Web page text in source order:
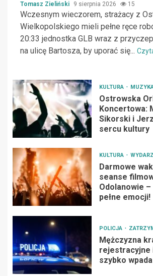
Tomasz Zieliński 9 sierpnia 2026 15
Wczesnym wieczorem, strażacy z
Wielkopolskiego mieli pełne ręce
20:33 jednostka GLB wraz z
na ulicę Bartosza, by uporać się...
KULTURA
Ostrowska
Koncertowa:
Sikorski i
sercu kultury
KULTURA
Darmowe
seanse
Odolanowie
pełne emocji!
POLICJA
Mężczyzna
rejestracyjne
szybko